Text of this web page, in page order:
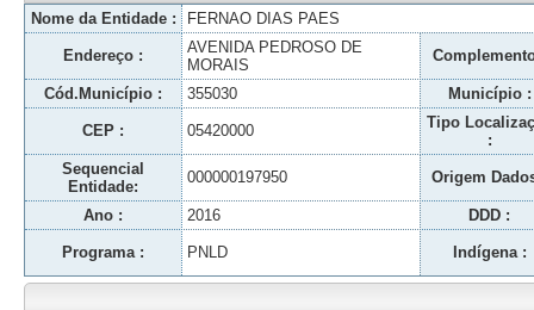
Nome da Entidade :
FERNAO DIAS PAES
Endereço :
AVENIDA PEDROSO DE
MORAIS
Cód.Município : 355030 Município :
CEP : 05420000
Tipo
:
Sequencial
Entidade:
000000197950 Origem
Ano : 2016 DDD :
Programa : PNLD Indígena :